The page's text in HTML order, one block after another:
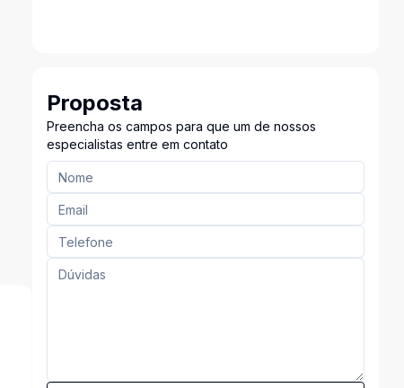
Proposta
Preencha os campos para que um de nossos
especialistas entre em contato